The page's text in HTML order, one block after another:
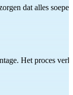
dat alles
Het proces